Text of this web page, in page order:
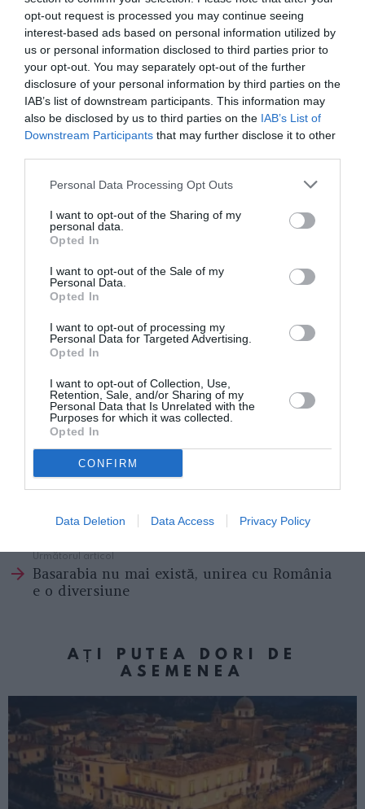
opt-out request is processed you may continue seeing
interest-based ads based on personal information utilized by
us or personal information disclosed to third parties prior to
your opt-out. You may separately opt-out of the further
disclosure of your personal information by third parties on the
IAB’s list of downstream participants. This information may
also be disclosed by us to third parties on the IAB’s List of
Downstream Participants that may further disclose it to other
Personal Data Processing Opt Outs
I want to opt-out of the Sharing of my
personal data.
Opted In
I want to opt-out of the Sale of my
Personal Data.
Opted In
I want to opt-out of processing my
Personal Data for Targeted Advertising.
Opted In
I want to opt-out of Collection, Use,
Retention, Sale, and/or Sharing of my
Personal Data that Is Unrelated with the
Purposes for which it was collected.
Opted In
CONFIRM
Data Deletion Data Access Privacy Policy
CNEL, imigranţii care au un loc de muncăocupă
posturi prost plătiteşi care necesită un nivel de
calificare scăzut.
De asemenea, diferenţele de salarizare între italieni
şi străini par să se amplifice. Astfel, salariul mediu al
muncitorilor imigranţi este de 968 de euro, faţă de
1.304 euro în cazul italienilor.
La sfârşitul trimestrului doi din 2013, ţările din UE
care aveaucea mai mare datorie publică
din PIB, erau: Grecia (169,1%),Italia (133,3%),
Portugalia (131,3%) şi Irlanda (125,7%), iar cea mai
scazuta datorie publică, ca procent din PIB, se
înregistra în Estonia (9,8%), Bulgaria (18%),
şi Suedia (40,9%).
Elena Alina Prioteasa
See Articolul anterior
Italienii, pe locul doi în topul turiștilor
străini care au vizitat România
Următorul articol
Basarabia nu mai există, unirea cu România
e o diversiune
AȚI PUTEA DORI DE
ASEMENEA